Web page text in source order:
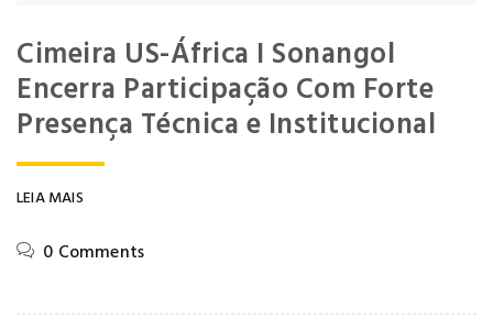
Cimeira US-África I Sonangol
Encerra Participação Com Forte
Presença Técnica e Institucional
LEIA MAIS
0 Comments